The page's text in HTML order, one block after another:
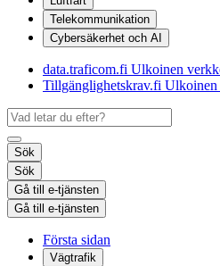
Telekommunikation
Cybersäkerhet och AI
data.traficom.fi Ulkoinen
Tillgänglighetskrav.fi Ulkoinen
Sök
Sök
Gå till e-tjänsten
Gå till e-tjänsten
Första sidan
Vägtrafik